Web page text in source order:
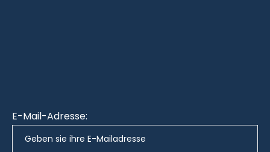
E-Mail-Adresse: